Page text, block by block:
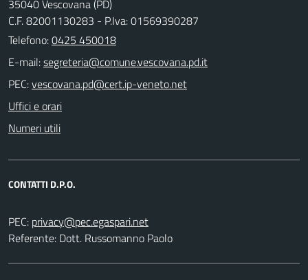
35040 Vescovana (PD)
C.F. 82001130283 - P.Iva: 01569390287
Telefono:0425 450018
E-mail:
PEC:
Uffici e orari
Numeri utili
CONTATTI D.P.O.
PEC:
Referente: Dott. Russomanno Paolo